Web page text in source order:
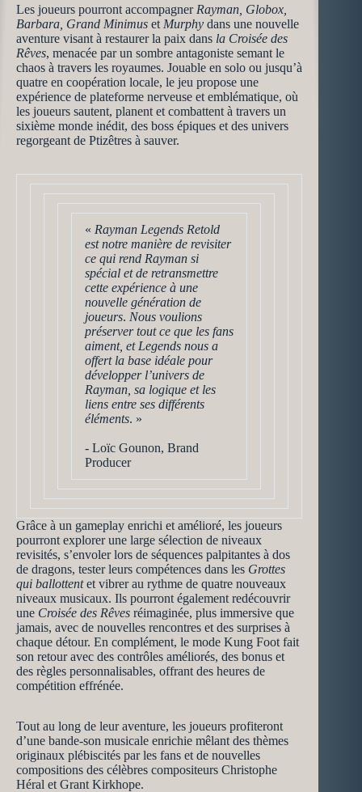
Les joueurs pourront accompagner Rayman, Globox,
Barbara, Grand Minimus et Murphy dans une nouvelle
aventure visant à restaurer la paix dans la Croisée des
Rêves, menacée par un sombre antagoniste semant le
chaos à travers les royaumes. Jouable en solo ou jusqu’à
quatre en coopération locale, le jeu propose une
expérience de plateforme nerveuse et emblématique, où
les joueurs sautent, planent et combattent à travers un
sixième monde inédit, des boss épiques et des univers
regorgeant de Ptizêtres à sauver.
« Rayman Legends Retold
est notre manière de revisiter
ce qui rend Rayman si
spécial et de retransmettre
cette expérience à une
nouvelle génération de
joueurs. Nous voulions
préserver tout ce que les fans
aiment, et Legends nous a
offert la base idéale pour
développer l’univers de
Rayman, sa logique et les
liens entre ses différents
éléments. »
​- Loïc Gounon, Brand
Producer
Grâce à un gameplay enrichi et amélioré, les joueurs
pourront explorer une large sélection de niveaux
revisités, s’envoler lors de séquences palpitantes à dos
de dragons, tester leurs compétences dans les Grottes
qui ballottentet vibrer au rythme de quatre nouveaux
niveaux musicaux. Ils pourront également redécouvrir
une Croisée des Rêves réimaginée, plus immersive que
jamais, avec de nouvelles rencontres et des surprises à
chaque détour. En complément, le mode Kung Foot fait
son retour avec des contrôles améliorés, des bonus et
des règles personnalisables, offrant des heures de
compétition effrénée.
Tout au long de leur aventure, les joueurs profiteront
d’une bande-son musicale enrichie mêlant des thèmes
originaux plébiscités par les fans et de nouvelles
compositions des célèbres compositeurs Christophe
Héral et Grant Kirkhope.